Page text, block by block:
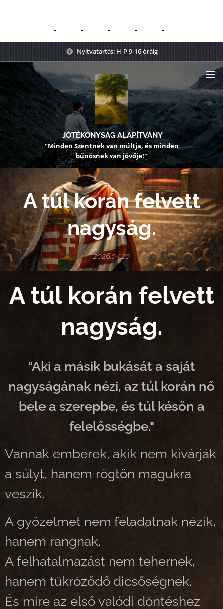
Nyitvatartás: H-P 9-16 óráig
JÓTÉKONYSÁG ALAPÍTVÁNY
"Minden Szentnek van múltja, és minden
bűnösnek van jövője!"
A túl korán felvett
nagyság.
2026.04.20
A túl korán felvett
nagyság.
"Aki a másik bukását a saját
nagyságának nézi, az túl korán nő
bele a szerepbe, és túl későn a
felelősségbe."
Vannak emberek, akik nem kivárják
a súlyt, hanem rögtön magukra
veszik.
A győzelmet nem feladatnak nézik,
hanem rangnak.
A felhatalmazást nem tehernek,
hanem tükröződő dicsőségnek.
És mire az első valódi döntéshez